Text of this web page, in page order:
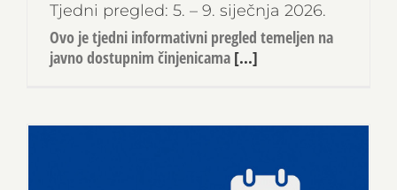
Tjedni pregled: 5. – 9. siječnja 2026.
Ovo je tjedni informativni pregled temeljen na
javno dostupnim činjenicama [...]